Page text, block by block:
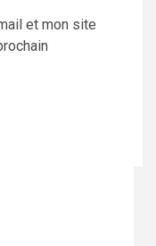
et mon site